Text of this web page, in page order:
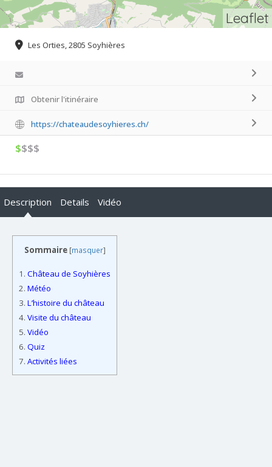
Leaflet
Les Orties, 2805 Soyhières
Obtenir l'itinéraire
https://chateaudesoyhieres.ch/
$$$$
Description Details Vidéo
Sommaire [masquer]
1. Château de Soyhières
2. Météo
3. L’histoire du château
4. Visite du château
5. Vidéo
6. Quiz
7. Activités liées